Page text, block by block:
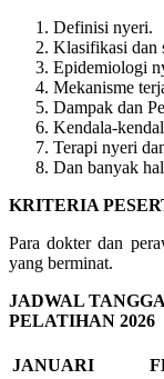
Definisi nyeri.
Klasifikasi dan
Epidemiologi
Mekanisme
Dampak dan
Kendala-
Terapi nyeri
Dan banyak
KRITERIA
Para dokter dan
yang berminat.
JADWAL
PELATIHAN 2026
JANUARI